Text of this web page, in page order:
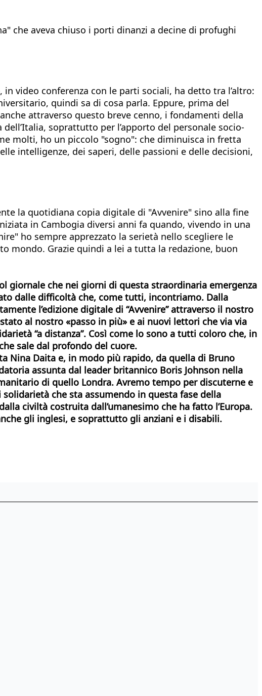
che aveva chiuso i porti dinanzi a decine di profughi
video conferenza con le parti sociali, ha detto tra l’altro:
quindi sa di cosa parla. Eppure, prima del
attraverso questo breve cenno, i fondamenti della
soprattutto per l’apporto del personale socio-
molti, ho un piccolo "sogno": che diminuisca in fretta
intelligenze, dei saperi, delle passioni e delle decisioni,
la quotidiana copia digitale di "Avvenire" sino alla fine
in Cambogia diversi anni fa quando, vivendo in una
ho sempre apprezzato la serietà nello scegliere le
mondo. Grazie quindi a lei a tutta la redazione, buon
giornale che nei giorni di questa straordinaria emergenza
dalle difficoltà che, come tutti, incontriamo. Dalla
l’edizione digitale di “Avvenire” attraverso il nostro
al nostro «passo in più» e ai nuovi lettori che via via
“a distanza”. Così come lo sono a tutti coloro che, in
sale dal profondo del cuore.
Nina Daita e, in modo più rapido, da quella di Bruno
assunta dal leader britannico Boris Johnson nella
di quello Londra. Avremo tempo per discuterne e
che sta assumendo in questa fase della
civiltà costruita dall’umanesimo che ha fatto l’Europa.
gli inglesi, e soprattutto gli anziani e i disabili.